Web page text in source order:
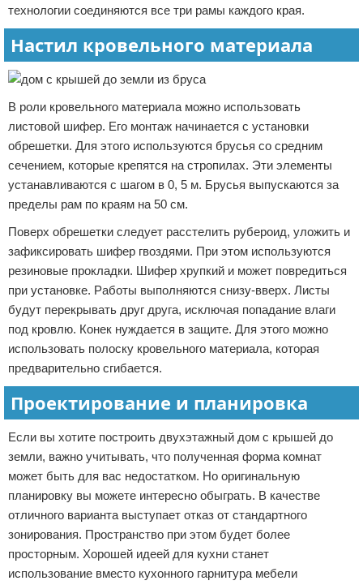
технологии соединяются все три рамы каждого края.
Настил кровельного материала
В роли кровельного материала можно использовать
листовой шифер. Его монтаж начинается с установки
обрешетки. Для этого используются брусья со средним
сечением, которые крепятся на стропилах. Эти элементы
устанавливаются с шагом в 0, 5 м. Брусья выпускаются за
пределы рам по краям на 50 см.
Поверх обрешетки следует расстелить рубероид, уложить и
зафиксировать шифер гвоздями. При этом используются
резиновые прокладки. Шифер хрупкий и может повредиться
при установке. Работы выполняются снизу-вверх. Листы
будут перекрывать друг друга, исключая попадание влаги
под кровлю. Конек нуждается в защите. Для этого можно
использовать полоску кровельного материала, которая
предварительно сгибается.
Проектирование и планировка
Если вы хотите построить двухэтажный дом с крышей до
земли, важно учитывать, что полученная форма комнат
может быть для вас недостатком. Но оригинальную
планировку вы можете интересно обыграть. В качестве
отличного варианта выступает отказ от стандартного
зонирования. Пространство при этом будет более
просторным. Хорошей идеей для кухни станет
использование вместо кухонного гарнитура мебели